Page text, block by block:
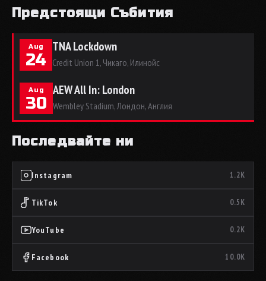
Предстоящи Събития
Aug
24
TNA Lockdown
Credit Union 1, Чикаго, Илинойс
Aug
30
AEW All In: London
Wembley Stadium, Лондон, Англия
Последвайте ни
Instagram 1.2K
TikTok 0.5K
YouTube 0.2K
Facebook 10.0K